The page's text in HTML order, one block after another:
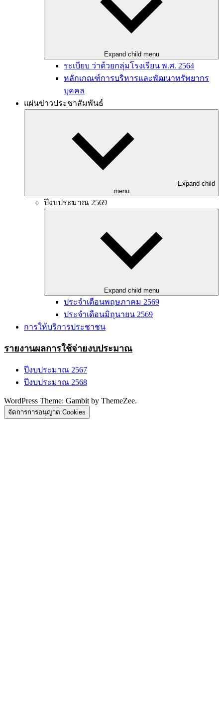
Expand child menu
ระเบียบ ว่าด้วยกลุ่มโรงเรียน พ.ศ. 2564
หลักเกณฑ์การบริหารและพัฒนาทรัพยากร
บุคคล
แผ่นข่าวประชาสัมพันธ์
Expand child
menu
ปีงบประมาณ 2569
Expand child menu
ประจำเดือนพฤษภาคม 2569
ประจำเดือนมิถุนายน 2569
การให้บริการประชาชน
รายงานผลการใช้จ่ายงบประมาณ
ปีงบประมาณ 2567
ปีงบประมาณ 2568
WordPress Theme: Gambit by ThemeZee.
จัดการการอนุญาต Cookies